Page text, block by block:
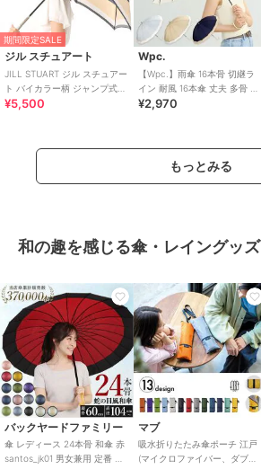
期間限定SALE
ジル スチュアート
JILL STUART ジル スチュアー
ト バイカラー柄 ジャンプ式耐
風雨傘（長傘）
¥5,500
Wpc.
【Wpc.】雨傘 16本骨 切継ラ
イン 耐風 16本傘 丈夫 多骨 傘
レディース おしゃれ 長傘
¥2,970
もっとみる
和の趣を感じる傘・レイングッズ
バックヤードファミリー
傘 レディース 24本骨 和傘 赤
santos_jk01 男女兼用 定番 カ
マブ
吸水折りたたみ傘ポーチ 江戸
(マイクロファイバー、ダブル